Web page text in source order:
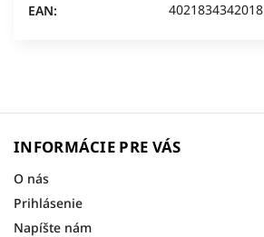
EAN: 4021834342018
INFORMÁCIE PRE VÁS
O nás
Prihlásenie
Napíšte nám